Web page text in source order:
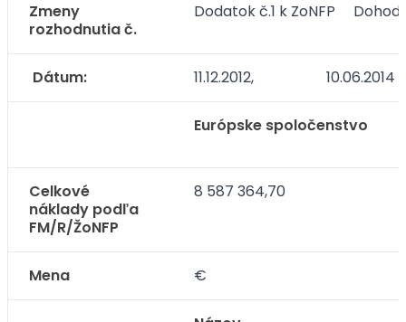
Zmeny
rozhodnutia č.
Dodatok č.1 k ZoNFP
Dátum: 11.12.2012, 10.06.2014
Európske spoločenstvo
Celkové
náklady podľa
FM/R/ŽoNFP
8 587 364,70
Mena €